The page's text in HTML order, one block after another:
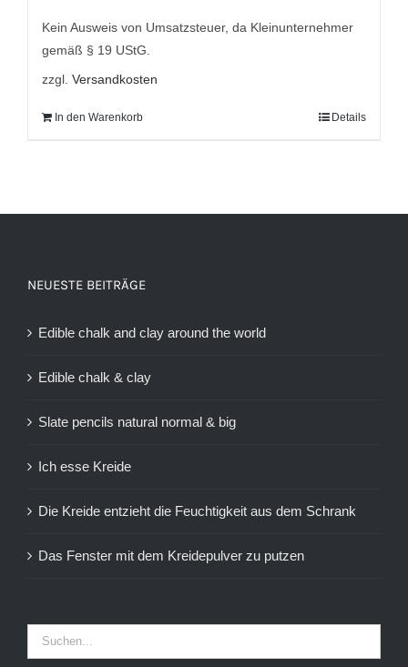
9,95 €
8,95 €.
Kein Ausweis von Umsatzsteuer, da Kleinunternehmer
gemäß § 19 UStG.
zzgl. Versandkosten
In den Warenkorb Details
NEUESTE BEITRÄGE
Edible chalk and clay around the world
Edible chalk & clay
Slate pencils natural normal & big
Ich esse Kreide
Die Kreide entzieht die Feuchtigkeit aus dem Schrank
Das Fenster mit dem Kreidepulver zu putzen